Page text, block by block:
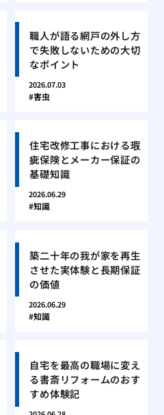
職人が語る網戸の外し方
で失敗しないための大切
なポイント
2026.07.03
害虫
住宅改修工事における瑕
疵保険とメーカー保証の
基礎知識
2026.06.29
知識
築二十年の我が家を再生
させた実体験と長期保証
の価値
2026.06.29
知識
自宅を最高の職場に変え
る書斎リフォームのおす
すめ体験記